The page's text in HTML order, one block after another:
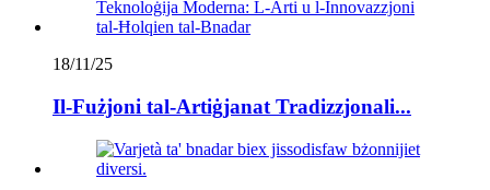
18/11/25
Il-Fużjoni tal-Artiġjanat Tradizzjonali...